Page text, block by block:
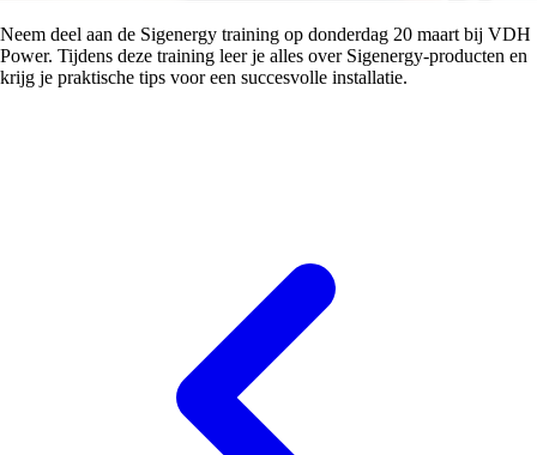
Neem deel aan de Sigenergy training op donderdag 20 maart bij VDH
Power. Tijdens deze training leer je alles over Sigenergy-producten en
krijg je praktische tips voor een succesvolle installatie.